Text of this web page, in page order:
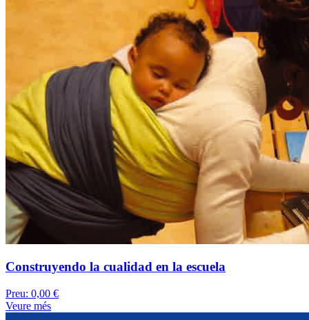
Construyendo la cualidad en la escuela
Preu: 0,00 €
Veure més